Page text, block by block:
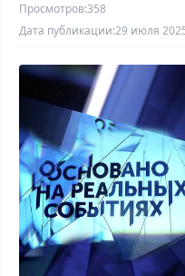
Просмотров:358
Дата публикации:29 июля